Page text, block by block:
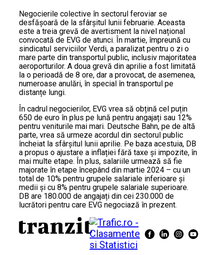
Negocierile colective în sectorul feroviar se
desfășoară de la sfârșitul lunii februarie. Aceasta
este a treia grevă de avertisment la nivel național
convocată de EVG de atunci. În martie, împreună cu
sindicatul serviciilor Verdi, a paralizat pentru o zi o
mare parte din transportul public, inclusiv majoritatea
aeroporturilor. A doua grevă din aprilie a fost limitată
la o perioadă de 8 ore, dar a provocat, de asemenea,
numeroase anulări, în special în transportul pe
distanțe lungi.
În cadrul negocierilor, EVG vrea să obțină cel puțin
650 de euro în plus pe lună pentru angajați sau 12%
pentru veniturile mai mari. Deutsche Bahn, pe de altă
parte, vrea să urmeze acordul din sectorul public
încheiat la sfârșitul lunii aprilie. Pe baza acestuia, DB
a propus o ajustare a inflației fără taxe și impozite, în
mai multe etape. În plus, salariile urmează să fie
majorate în etape începând din martie 2024 – cu un
total de 10% pentru grupele salariale inferioare și
medii și cu 8% pentru grupele salariale superioare.
DB are 180.000 de angajați din cei 230.000 de
lucrători pentru care EVG negociază în prezent.